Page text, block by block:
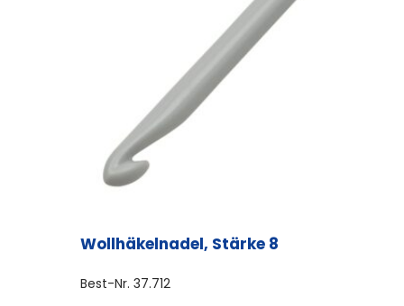
Optionen
können
auf
der
Wollhäkelnadel, Stärke 8
Best-Nr. 37.712